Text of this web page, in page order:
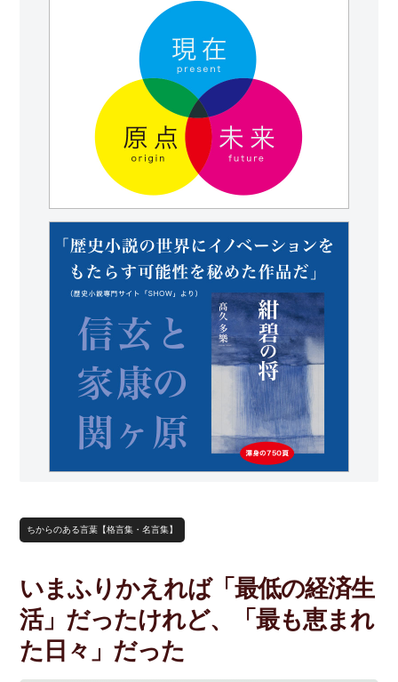
ちからのある言葉【格言集・名言集】
いまふりかえれば「最低の経済生
活」だったけれど、「最も恵まれ
た日々」だった